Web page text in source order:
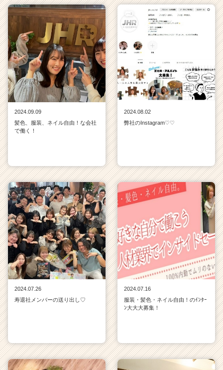
2024.09.09
髪色、服装、ネイル自由！な会社
で働く！
2024.08.02
弊社のInstagram♡♡
2024.07.26
寿退社メンバーの送り出し♡
2024.07.16
服装・髪色・ネイル自由！のｲﾝﾀｰ
ﾝ大大大募集！